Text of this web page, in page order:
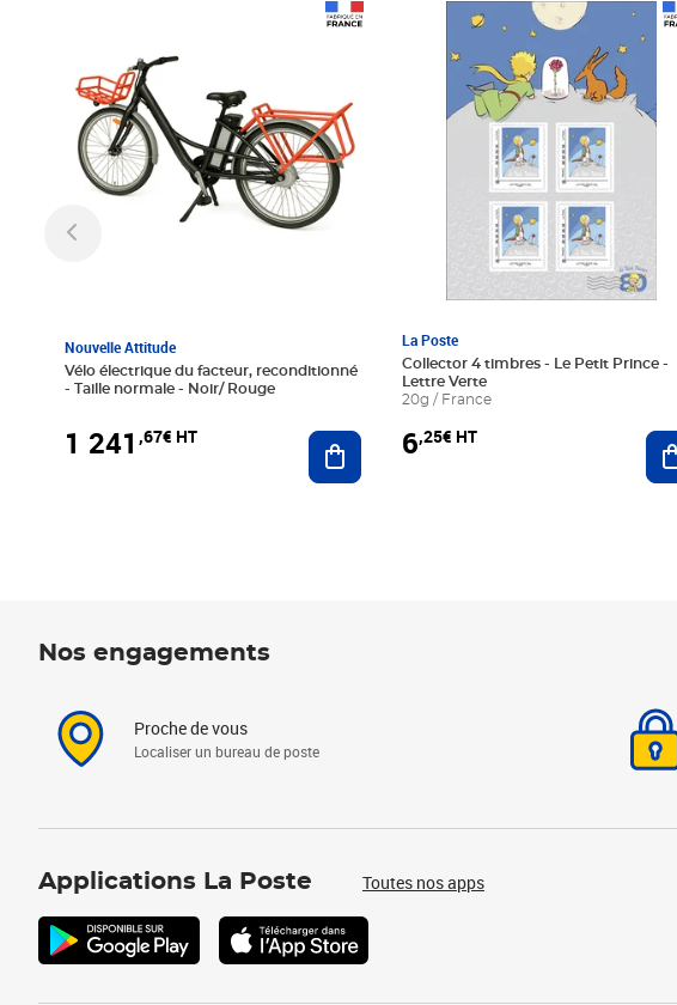
Nouvelle Attitude
Vélo électrique du facteur, reconditionné
- Taille normale - Noir/ Rouge
1 241 ,67€ HT Ajouter au panier
La Poste
Collector 4 timbres - Le Petit Prince -
Lettre Verte
20g / France
6,25€ HT
Prix 6,25€ HT
Nos engagements
Proche de vous
Localiser un bureau de poste
Applications La Poste Toutes nos apps